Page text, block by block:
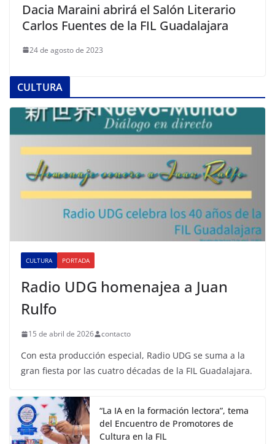
Dacia Maraini abrirá el Salón Literario
Carlos Fuentes de la FIL Guadalajara
24 de agosto de 2023
CULTURA
CULTURA PORTADA
Radio UDG homenajea a Juan
Rulfo
15 de abril de 2026 contacto
Con esta producción especial, Radio UDG se suma a la
gran fiesta por las cuatro décadas de la FIL Guadalajara.
“La IA en la formación lectora”, tema
del Encuentro de Promotores de
Cultura en la FIL